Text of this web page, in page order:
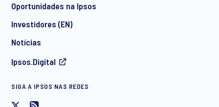
Oportunidades na Ipsos
Investidores (EN)
Notícias
Ipsos.Digital
SIGA A IPSOS NAS REDES